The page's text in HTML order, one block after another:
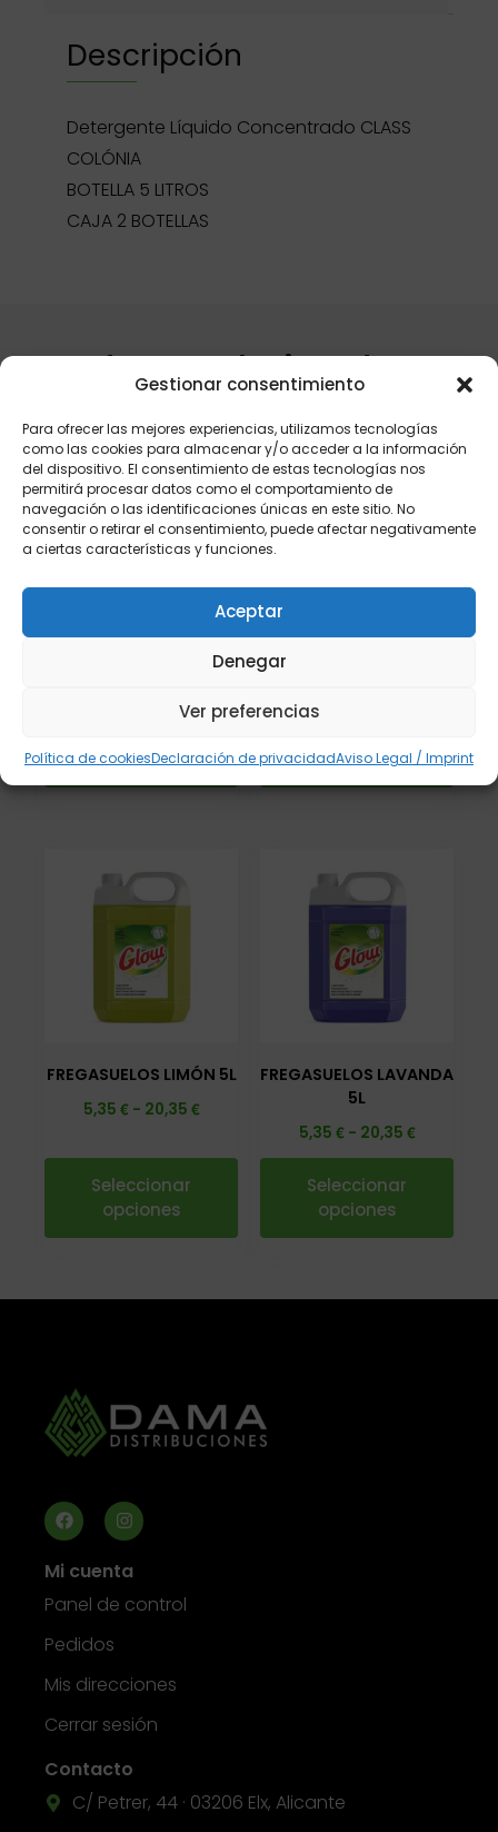
Gestionar consentimiento
Para ofrecer las mejores experiencias, utilizamos tecnologías
como las cookies para almacenar y/o acceder a la información
del dispositivo. El consentimiento de estas tecnologías nos
permitirá procesar datos como el comportamiento de
navegación o las identificaciones únicas en este sitio. No
consentir o retirar el consentimiento, puede afectar negativamente
a ciertas características y funciones.
Aceptar
Denegar
Ver preferencias
Política de cookiesDeclaración de privacidadAviso Legal / Imprint
Descripción
Detergente Líquido Concentrado CLASS
COLÓNIA
BOTELLA 5 LITROS
CAJA 2 BOTELLAS
Productos relacionados
LEJíA DOMESTICA 4
opciones
opciones
FREGASUELOS LIMÓN 5L
5,35 € - 20,35 €
Seleccionar
opciones
FREGASUELOS LAVANDA
5L
5,35 € - 20,35 €
Seleccionar
opciones
Mi cuenta
Panel de control
Pedidos
Mis direcciones
Cerrar sesión
Contacto
C/ Petrer, 44 · 03206 Elx, Alicante